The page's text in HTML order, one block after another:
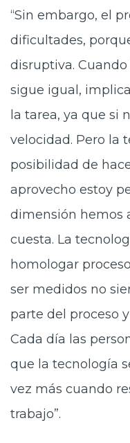
“Sin embargo, el
dificultades,
disruptiva.
sigue igual,
la tarea, ya que si
velocidad. Pero la
posibilidad de
aprovecho estoy
dimensión hemos
cuesta. La
homologar
ser medidos no
parte del proceso
Cada día las
que la tecnología
vez más cuando
trabajo”.